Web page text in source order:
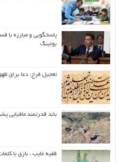
پاسخگویی و مبارزه با
بوئینگ
تعجیل فرج: دعا برای
باند قدرتمند
فقیه غایب ، بازی با